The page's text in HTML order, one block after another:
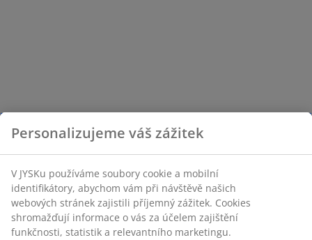
Personalizujeme váš zážitek
V JYSKu používáme soubory cookie a mobilní
identifikátory, abychom vám při návštěvě našich
webových stránek zajistili příjemný zážitek. Cookies
shromažďují informace o vás za účelem zajištění
funkčnosti, statistik a relevantního marketingu.